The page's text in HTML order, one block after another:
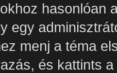
hasonlóan
egy
menj a téma
és kattints a